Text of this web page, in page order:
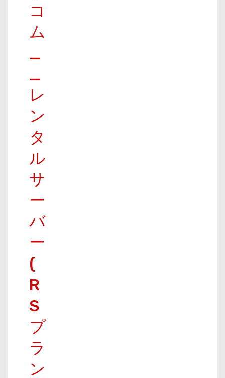
コ
ム
_
_
レ
ン
タ
ル
サ
ー
バ
ー
(
R
S
プ
ラ
ン